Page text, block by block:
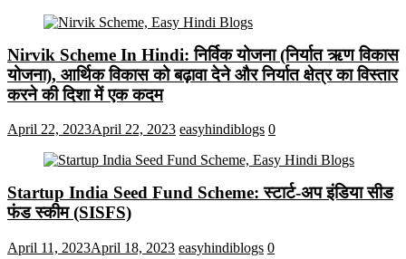
Nirvik Scheme In Hindi: निर्विक योजना (निर्यात ऋण विकास
योजना), आर्थिक विकास को बढ़ावा देने और निर्यात क्षेत्र का विस्तार
करने की दिशा में एक कदम
April 22, 2023April 22, 2023 easyhindiblogs 0
Startup India Seed Fund Scheme: स्टार्ट-अप इंडिया सीड
फंड स्कीम (SISFS)
April 11, 2023April 18, 2023 easyhindiblogs 0